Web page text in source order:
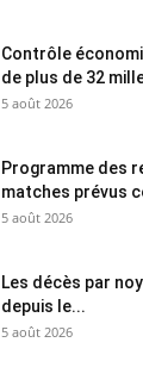
Contrôle
de plus de 32
5 août 2026
Programme des
matches prévus
5 août 2026
Les décès par
depuis le...
5 août 2026